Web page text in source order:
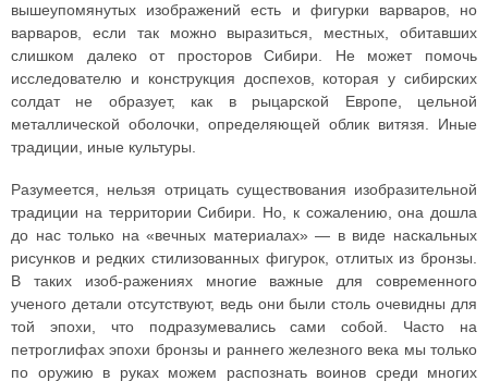
вышеупомянутых изображений есть и фигурки варваров, но
варваров, если так можно выразиться, местных, обитавших
слишком далеко от просторов Сибири. Не может помочь
исследователю и конструкция доспехов, которая у сибирских
солдат не образует, как в рыцарской Европе, цельной
металлической оболочки, определяющей облик витязя. Иные
традиции, иные культуры.
Разумеется, нельзя отрицать существования изобразительной
традиции на территории Сибири. Но, к сожалению, она дошла
до нас только на «вечных материалах» — в виде наскальных
рисунков и редких стилизованных фигурок, отлитых из бронзы.
В таких изоб-ражениях многие важные для современного
ученого детали отсутствуют, ведь они были столь очевидны для
той эпохи, что подразумевались сами собой. Часто на
петроглифах эпохи бронзы и раннего железного века мы только
по оружию в руках можем распознать воинов среди многих